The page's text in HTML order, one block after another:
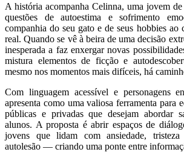
A história acompanha Celinna, uma jovem
questões de autoestima e sofrimento
companhia do seu gato e de seus hobbies ao
real. Quando se vê à beira de uma decisão
inesperada a faz enxergar novas
mistura elementos de ficção e
mesmo nos momentos mais difíceis, há
Com linguagem acessível e personagens
apresenta como uma valiosa ferramenta para
públicas e privadas que desejam abordar
alunos. A proposta é abrir espaços de
jovens que lidam com ansiedade, tristeza
autolesão — criando uma ponte entre